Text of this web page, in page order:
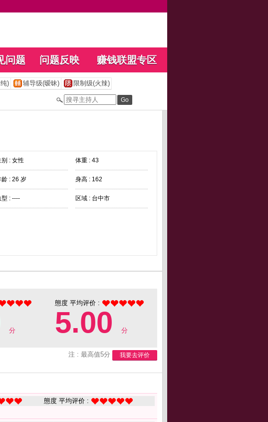
问题 问题反映 赚钱联盟专区
) 辅导级(暧昧) 限制级(火辣)
别 : 女性 体重 : 43
龄 : 26 岁 身高 : 162
型 : ---- 区域 : 台中市
分
態度 平均评价 :
5.00 分
注 : 最高值5分 我要去评价
態度 平均评价 :